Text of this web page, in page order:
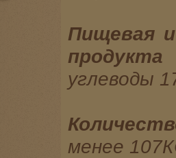
Пищевая
продукта
углеводы
менее